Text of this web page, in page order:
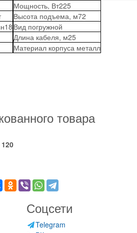
Мощность, Вт225
Высота подъема, м72
18 Вид погружной
Длина кабеля, м25
Материал корпуса металл
товара
120
Соцсети
Telegram